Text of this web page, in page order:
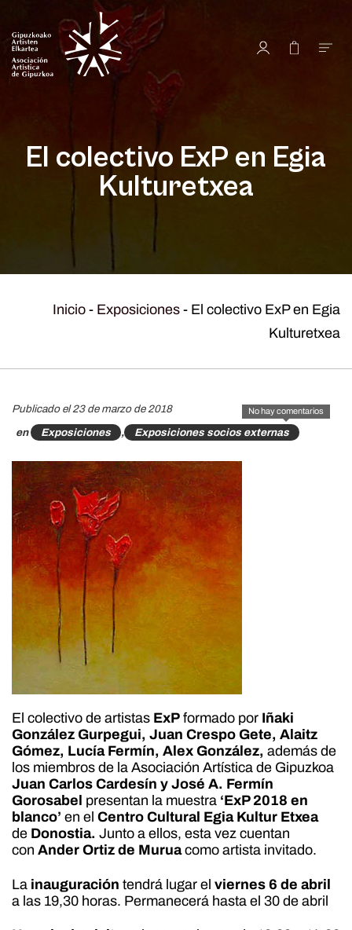
El colectivo ExP en Egia
Kulturetxea
Inicio - Exposiciones - El colectivo ExP en Egia
Kulturetxea
No hay comentarios
Publicado el 23 de marzo de 2018
en
Exposiciones , Exposiciones socios externas
El colectivo de artistas ExP formado por Iñaki
González Gurpegui, Juan Crespo Gete, Alaitz
Gómez, Lucía Fermín, Alex González, además de
los miembros de la Asociación Artística de Gipuzkoa
Juan Carlos Cardesín y José A. Fermín
Gorosabel presentan la muestra ‘ExP 2018 en
blanco’ en el Centro Cultural Egia Kultur Etxea
de Donostia. Junto a ellos, esta vez cuentan
con Ander Ortiz de Muruacomo artista invitado.
La inauguración tendrá lugar el viernes 6 de abril
a las 19,30 horas. Permanecerá hasta el 30 de abril